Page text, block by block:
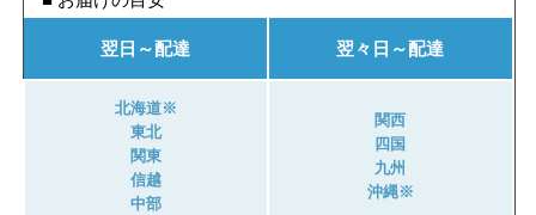
翌日～配達 翌々日～配達
北海道※
東北
関東
信越
中部
関西
四国
九州
沖縄※